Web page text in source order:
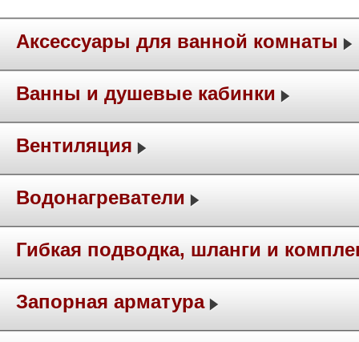
Аксессуары для ванной комнаты
Ванны и душевые кабинки
Вентиляция
Водонагреватели
Гибкая подводка, шланги и
Запорная арматура